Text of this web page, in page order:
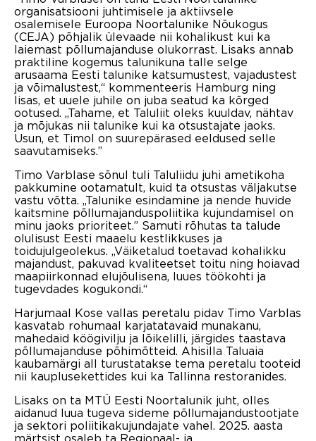
organisatsiooni juhtimisele ja aktiivsele
osalemisele Euroopa Noortalunike Nõukogus
(CEJA) põhjalik ülevaade nii kohalikust kui ka
laiemast põllumajanduse olukorrast. Lisaks annab
praktiline kogemus talunikuna talle selge
arusaama Eesti talunike katsumustest, vajadustest
ja võimalustest,“ kommenteeris Hamburg ning
lisas, et uuele juhile on juba seatud ka kõrged
ootused. „Tahame, et Taluliit oleks kuuldav, nähtav
ja mõjukas nii talunike kui ka otsustajate jaoks.
Usun, et Timol on suurepärased eeldused selle
saavutamiseks.”
Timo Varblase sõnul tuli Taluliidu juhi ametikoha
pakkumine ootamatult, kuid ta otsustas väljakutse
vastu võtta. „Talunike esindamine ja nende huvide
kaitsmine põllumajanduspoliitika kujundamisel on
minu jaoks prioriteet.” Samuti rõhutas ta talude
olulisust Eesti maaelu kestlikkuses ja
toidujulgeolekus. „Väiketalud toetavad kohalikku
majandust, pakuvad kvaliteetset toitu ning hoiavad
maapiirkonnad elujõulisena, luues töökohti ja
tugevdades kogukondi.“
Harjumaal Kose vallas peretalu pidav Timo Varblas
kasvatab rohumaal karjatatavaid munakanu,
mahedaid köögivilju ja lõikelilli, järgides taastava
põllumajanduse põhimõtteid. Ahisilla Taluaia
kaubamärgi all turustatakse tema peretalu tooteid
nii kauplusekettides kui ka Tallinna restoranides.
Lisaks on ta MTÜ Eesti Noortalunik juht, olles
aidanud luua tugeva sideme põllumajandustootjate
ja sektori poliitikakujundajate vahel. 2025. aasta